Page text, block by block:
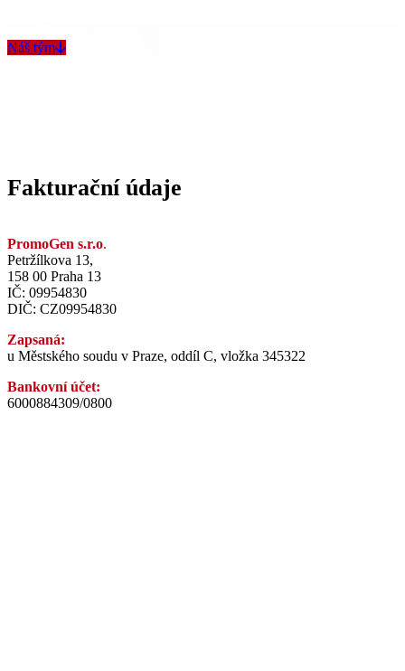
Náš tým
Fakturační údaje
PromoGen s.r.o.
Petržílkova 13,
158 00 Praha 13
IČ: 09954830
DIČ: CZ09954830
Zapsaná:
u Městského soudu v Praze, oddíl C, vložka 345322
Bankovní účet:
6000884309/0800